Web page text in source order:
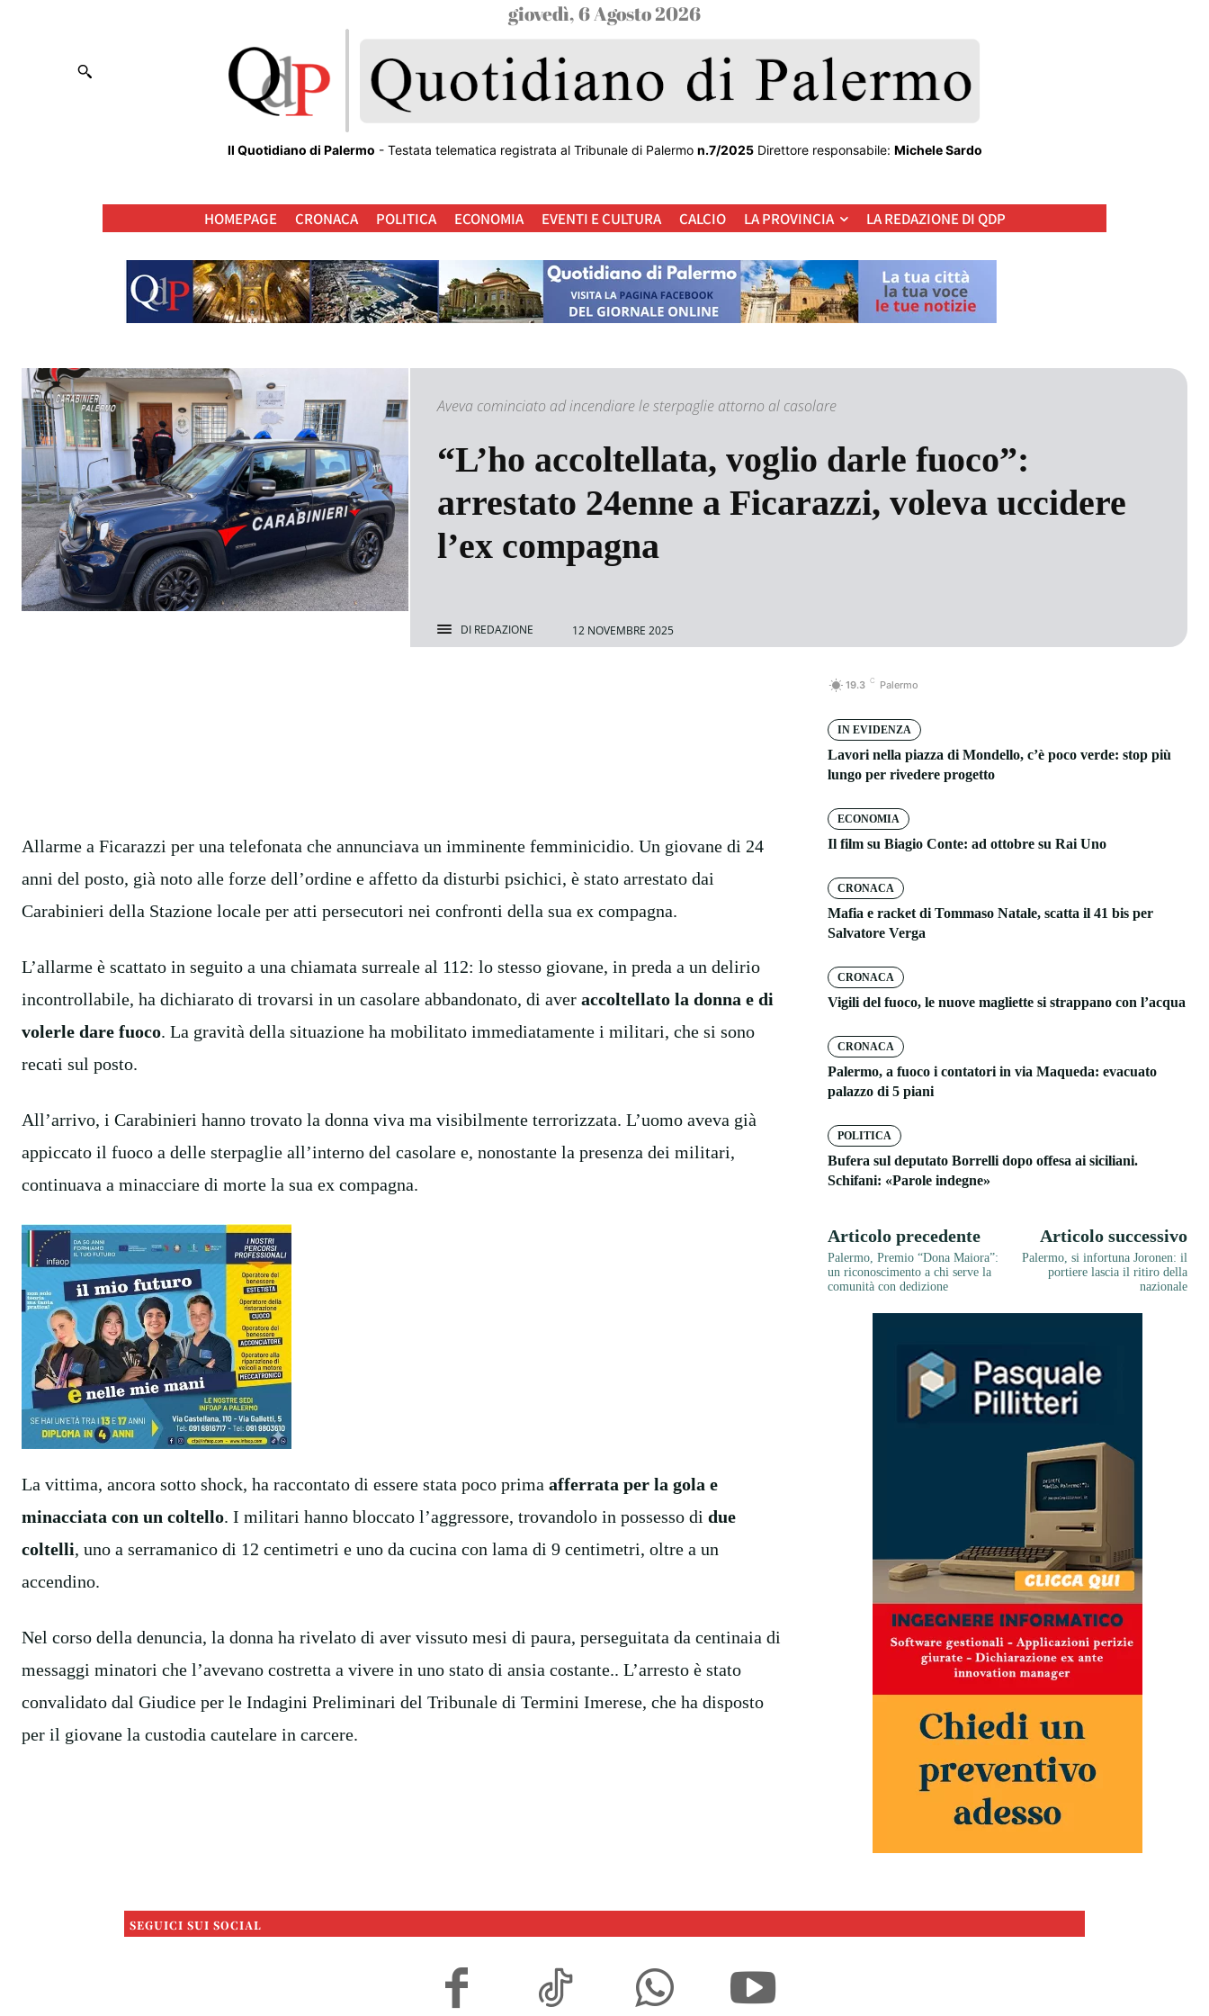
giovedì, 6 Agosto 2026
Il Quotidiano di Palermo - Testata telematica registrata al Tribunale di Palermo n.7/2025Direttore responsabile: Michele Sardo
HOMEPAGE CRONACA POLITICA ECONOMIA EVENTI E CULTURA CALCIO LA PROVINCIA LA REDAZIONE DI QDP
Aveva cominciato ad incendiare le sterpaglie attorno al casolare
“L’ho accoltellata, voglio darle fuoco”:
arrestato 24enne a Ficarazzi, voleva uccidere
l’ex compagna
DI REDAZIONE 12 NOVEMBRE 2025
Allarme a Ficarazzi per una telefonata che annunciava un imminente femminicidio. Un giovane di 24
anni del posto, già noto alle forze dell’ordine e affetto da disturbi psichici, è stato arrestato dai
Carabinieri della Stazione locale per atti persecutori nei confronti della sua ex compagna.
L’allarme è scattato in seguito a una chiamata surreale al 112: lo stesso giovane, in preda a un delirio
incontrollabile, ha dichiarato di trovarsi in un casolare abbandonato, di aver accoltellato la donna e di
volerle dare fuoco. La gravità della situazione ha mobilitato immediatamente i militari, che si sono
recati sul posto.
All’arrivo, i Carabinieri hanno trovato la donna viva ma visibilmente terrorizzata. L’uomo aveva già
appiccato il fuoco a delle sterpaglie all’interno del casolare e, nonostante la presenza dei militari,
continuava a minacciare di morte la sua ex compagna.
La vittima, ancora sotto shock, ha raccontato di essere stata poco prima afferrata per la gola e
minacciata con un coltello. I militari hanno bloccato l’aggressore, trovandolo in possesso di due
coltelli, uno a serramanico di 12 centimetri e uno da cucina con lama di 9 centimetri, oltre a un
accendino.
Nel corso della denuncia, la donna ha rivelato di aver vissuto mesi di paura, perseguitata da centinaia di
messaggi minatori che l’avevano costretta a vivere in uno stato di ansia costante.. L’arresto è stato
convalidato dal Giudice per le Indagini Preliminari del Tribunale di Termini Imerese, che ha disposto
per il giovane la custodia cautelare in carcere.
19.3 C Palermo
IN EVIDENZA
Lavori nella piazza di Mondello, c’è poco verde: stop più
lungo per rivedere progetto
ECONOMIA
Il film su Biagio Conte: ad ottobre su Rai Uno
CRONACA
Mafia e racket di Tommaso Natale, scatta il 41 bis per
Salvatore Verga
CRONACA
Vigili del fuoco, le nuove magliette si strappano con l’acqua
CRONACA
Palermo, a fuoco i contatori in via Maqueda: evacuato
palazzo di 5 piani
POLITICA
Bufera sul deputato Borrelli dopo offesa ai siciliani.
Schifani: «Parole indegne»
Articolo precedente
Palermo, Premio “Dona Maiora”:
un riconoscimento a chi serve la
comunità con dedizione
Articolo successivo
Palermo, si infortuna Joronen: il
portiere lascia il ritiro della
nazionale
SEGUICI SUI SOCIAL